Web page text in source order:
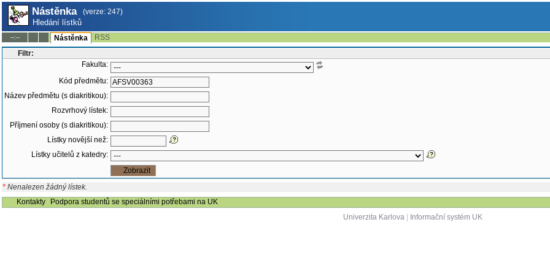
Nástěnka (verze: 247)
Hledání lístků
--:-- Nástěnka
RSS
Filtr:
Fakulta:
Kód předmětu:
Název předmětu (s diakritikou):
Rozvrhový lístek:
Příjmení osoby (s diakritikou):
Lístky novější než:
Lístky učitelů z katedry:
* Nenalezen žádný lístek.
Kontakty
Podpora studentů se speciálními potřebami na UK
Univerzita Karlova| Informační systém UK